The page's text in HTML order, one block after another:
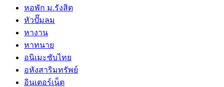
หอพัก ม.รังสิต
หัวปั๊มลม
หางาน
หาทนาย
อนิเมะซับไทย
อหังสาริมทรัพย์
อินเตอร์เน็ต